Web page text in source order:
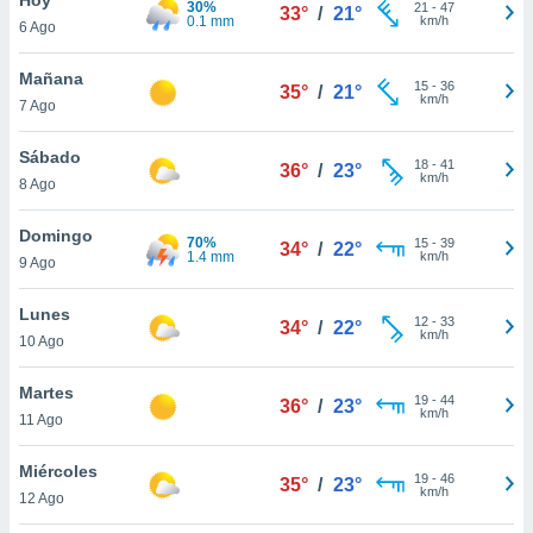
y
en
más
de
6 Ago
30%
0.1 mm
33° / 21° 21 - 47
km/h
Mañana
7 Ago
35° / 21° 15- 36
km/h
Sábado
8 Ago
36° / 23° 18- 41
km/h
Domingo
9 Ago
70%
1.4 mm
34° / 22° 15- 39
km/h
Lunes
10 Ago
34° / 22° 12- 33
km/h
Martes
11 Ago
36° / 23° 19- 44
km/h
Miércoles
12 Ago
35° / 23° 19- 46
km/h